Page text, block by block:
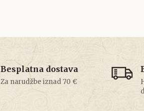
Besplatna dostava
Za narudžbe iznad 70 €